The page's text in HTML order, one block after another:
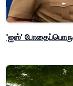
'ஐஸ்' போதைப்பொருள்